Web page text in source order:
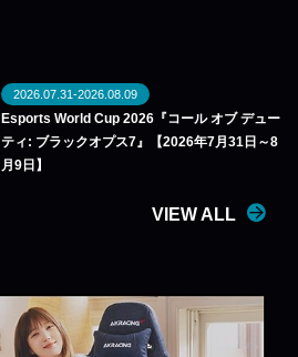
2026.07.31-2026.08.09
Esports World Cup 2026『コール オブ デュー
ティ: ブラックオプス7』【2026年7月31日～8
月9日】
VIEW ALL